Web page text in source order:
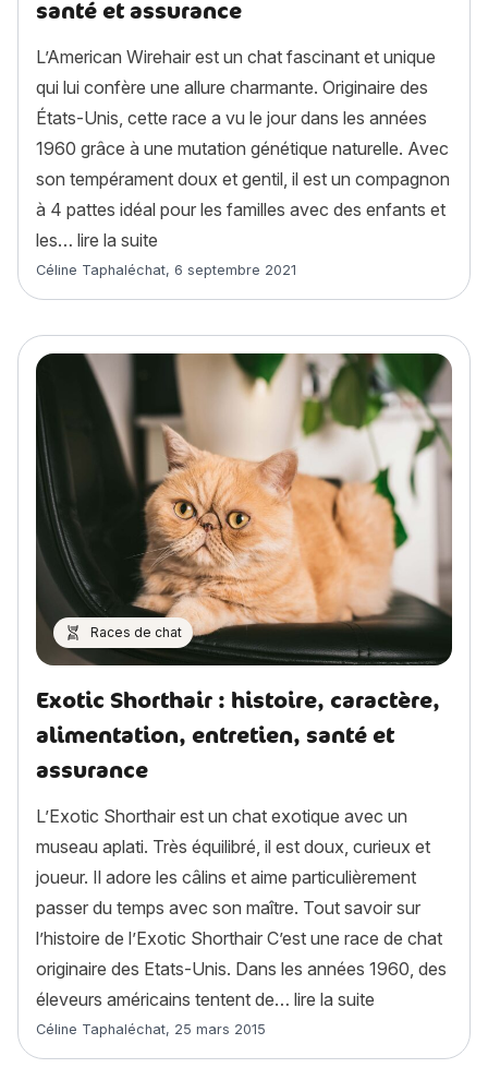
santé et assurance
L’American Wirehair est un chat fascinant et unique
qui lui confère une allure charmante. Originaire des
États-Unis, cette race a vu le jour dans les années
1960 grâce à une mutation génétique naturelle. Avec
son tempérament doux et gentil, il est un compagnon
à 4 pattes idéal pour les familles avec des enfants et
les… lire la suite
Article rédigé par
Céline Taphaléchat, 6 septembre 2021
Races de chat
Exotic Shorthair : histoire, caractère,
alimentation, entretien, santé et
assurance
L’Exotic Shorthair est un chat exotique avec un
museau aplati. Très équilibré, il est doux, curieux et
joueur. Il adore les câlins et aime particulièrement
passer du temps avec son maître. Tout savoir sur
l’histoire de l’Exotic Shorthair C’est une race de chat
originaire des Etats-Unis. Dans les années 1960, des
éleveurs américains tentent de… lire la suite
Article rédigé par
Céline Taphaléchat, 25 mars 2015